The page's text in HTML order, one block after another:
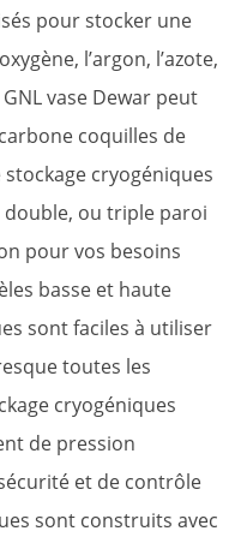
pour stocker une
l’argon, l’azote,
vase Dewar peut
coquilles de
cryogéniques
double, ou triple paroi
pour vos besoins
basse et haute
sont faciles à utiliser
toutes les
cryogéniques
de pression
et de contrôle
sont construits avec